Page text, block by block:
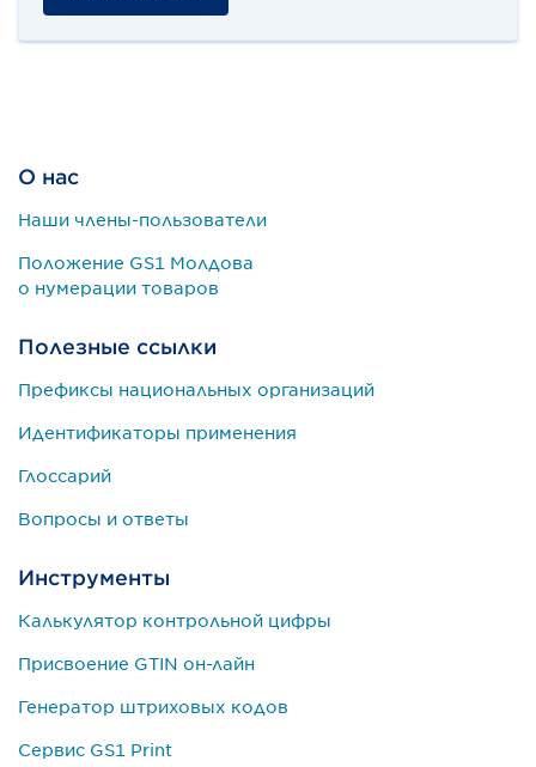
О нас
Наши члены-пользователи
Положение GS1 Молдова
о нумерации товаров
Полезные ссылки
Префиксы национальных организаций
Идентификаторы применения
Глоссарий
Вопросы и ответы
Инструменты
Калькулятор контрольной цифры
Присвоение GTIN он-лайн
Генератор штриховых кодов
Сервис GS1 Print